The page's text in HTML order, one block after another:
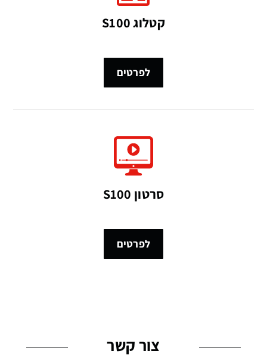
קטלוג S100
לפרטים
סרטון S100
לפרטים
צור קשר